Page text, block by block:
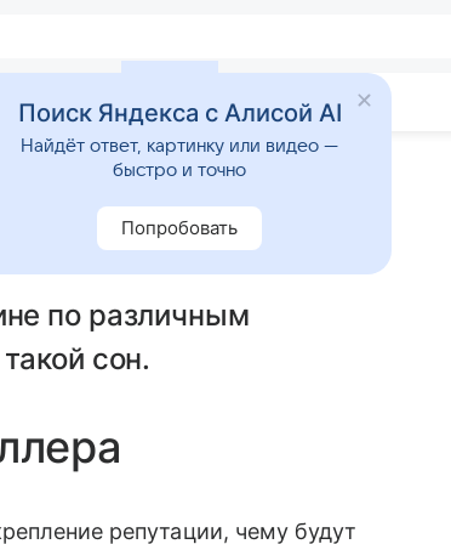
Гадания Приметы
по различным
сон.
репутации, чему будут
Поиск Яндекса с Алисой AI
Найдёт ответ, картинку или видео —
быстро и точно
Попробовать